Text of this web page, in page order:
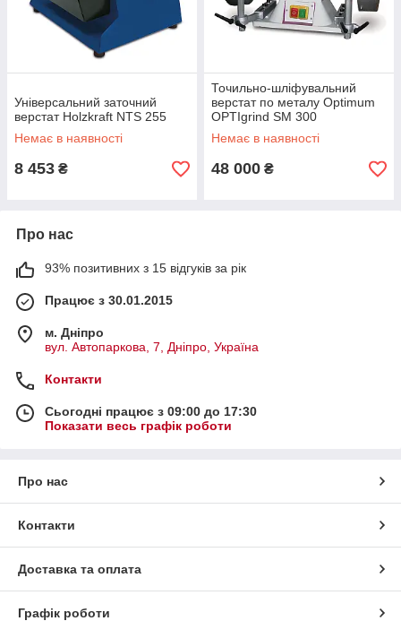
Універсальний заточний
верстат Holzkraft NTS 255
Немає в наявності
8 453 ₴
Точильно-шліфувальний
верстат по металу Optimum
OPTIgrind SM 300
Немає в наявності
48 000 ₴
Про нас
93% позитивних з 15 відгуків за рік
Працює з 30.01.2015
м. Дніпро
вул. Автопаркова, 7, Дніпро, Україна
Контакти
Сьогодні працює з 09:00 до 17:30
Показати весь графік роботи
Про нас
Контакти
Доставка та оплата
Графік роботи